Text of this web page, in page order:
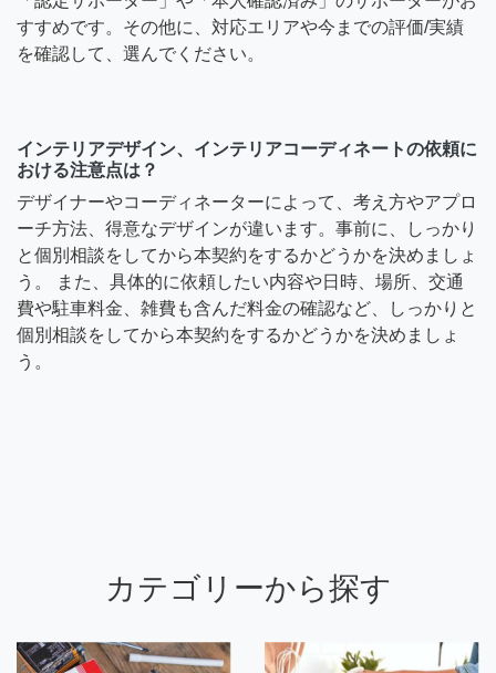
すすめです。その他に、対応エリアや今までの評価/実績
を確認して、選んでください。
インテリアデザイン、インテリアコーディネートの依頼に
おける注意点は？
デザイナーやコーディネーターによって、考え方やアプロ
ーチ方法、得意なデザインが違います。事前に、しっかり
と個別相談をしてから本契約をするかどうかを決めましょ
う。 また、具体的に依頼したい内容や日時、場所、交通
費や駐車料金、雑費も含んだ料金の確認など、しっかりと
個別相談をしてから本契約をするかどうかを決めましょ
う。
カテゴリーから探す